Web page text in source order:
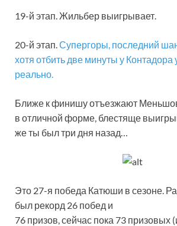
19-й этап. Жильбер выигрывает.
20-й этап.Супергоры, последний
хотя отбить две минуты у
реально.
Ближе к финишу отъезжают
в отличной форме, блестяще
же ты был три дня назад…
Это 27-я победа Катюши в сезоне.
был рекорд 26 побед и
76 призов, сейчас пока 73 призовых